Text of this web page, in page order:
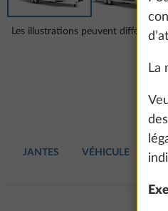
Les illustrations peuvent différer
JANTES VÉHICULE
La